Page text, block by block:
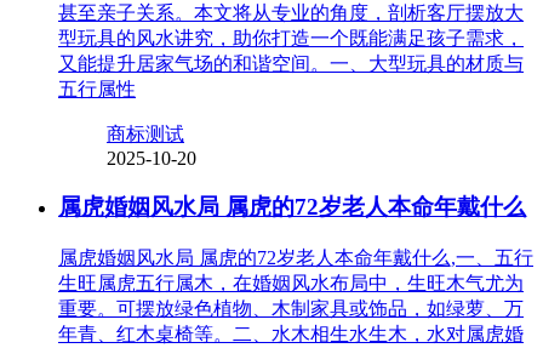
甚至亲子关系。本文将从专业的角度，剖析客厅摆放大
型玩具的风水讲究，助你打造一个既能满足孩子需求，
又能提升居家气场的和谐空间。一、大型玩具的材质与
五行属性
商标测试
2025-10-20
属虎婚姻风水局 属虎的72岁老人本命年戴什么
属虎婚姻风水局 属虎的72岁老人本命年戴什么,一、五行
生旺属虎五行属木，在婚姻风水布局中，生旺木气尤为
重要。可摆放绿色植物、木制家具或饰品，如绿萝、万
年青、红木桌椅等。二、水木相生水生木，水对属虎婚